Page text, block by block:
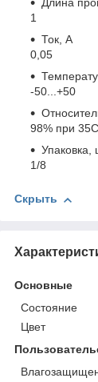
Длина
1
Ток, А
0,05
-50...+50
98% при 35С
Упаковка,
1/8
Скрыть
Основные
Состояние
Цвет